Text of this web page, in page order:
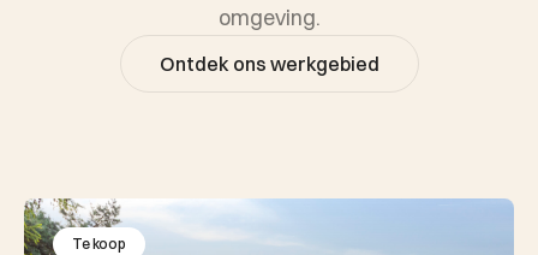
omgeving.
Ontdek ons werkgebied
Te koop